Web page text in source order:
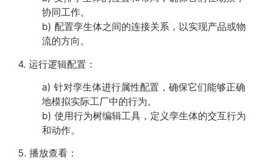
协同工作。
b) 配置孪生体之间的连接关系，以实现产品或物
流的方向。
4. 运行逻辑配置：
a) 针对孪生体进行属性配置，确保它们能够正确
地模拟实际工厂中的行为。
b) 使用行为树编辑工具，定义孪生体的交互行为
和动作。
5. 播放查看：